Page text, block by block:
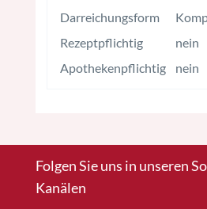
Darreichungsform
Rezeptpflichtig
nein
Apothekenpflichtig
nein
Folgen Sie uns in unseren
Kanälen